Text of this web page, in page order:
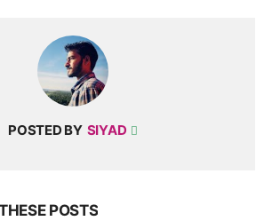
POSTED BY SIYAD
POSTS